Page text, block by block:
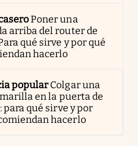
Poner una
arriba del router de
qué sirve y por qué
hacerlo
popularColgar una
en la puerta de
para qué sirve y por
hacerlo